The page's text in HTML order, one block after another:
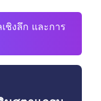
ชิงลึก และการ